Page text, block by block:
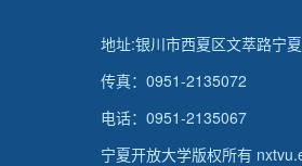
地址:银川市西夏区文萃路宁
传真：0951-2135072
电话：0951-2135067
宁夏开放大学版权所有